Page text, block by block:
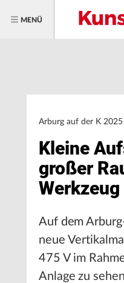
MENÜ
Arburg auf der K 2025
Kleine
großer
Werkzeug
Auf dem
neue
475 V im
Anlage zu